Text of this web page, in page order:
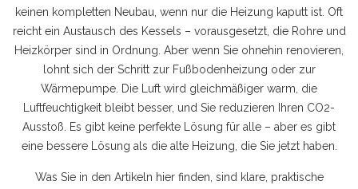
keinen kompletten Neubau, wenn nur die Heizung kaputt ist. Oft
reicht ein Austausch des Kessels – vorausgesetzt, die Rohre und
Heizkörper sind in Ordnung. Aber wenn Sie ohnehin renovieren,
lohnt sich der Schritt zur Fußbodenheizung oder zur
Wärmepumpe. Die Luft wird gleichmäßiger warm, die
Luftfeuchtigkeit bleibt besser, und Sie reduzieren Ihren CO2-
Ausstoß. Es gibt keine perfekte Lösung für alle – aber es gibt
eine bessere Lösung als die alte Heizung, die Sie jetzt haben.
Was Sie in den Artikeln hier finden, sind klare, praktische